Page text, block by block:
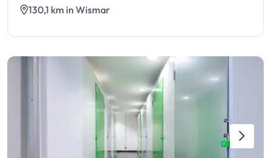
130,1 km in Wismar